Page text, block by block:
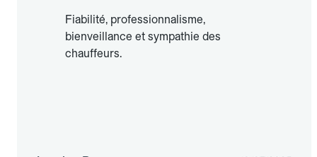
Fiabilité, professionnalisme,
bienveillance et sympathie des
chauffeurs.